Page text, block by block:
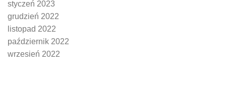
styczeń 2023
grudzień 2022
listopad 2022
październik 2022
wrzesień 2022